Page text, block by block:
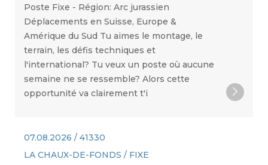
Poste Fixe - Région: Arc jurassien
Déplacements en Suisse, Europe &
Amérique du Sud Tu aimes le montage, le
terrain, les défis techniques et
l'international? Tu veux un poste où aucune
semaine ne se ressemble? Alors cette
opportunité va clairement t'i
07.08.2026 / 41330
LA CHAUX-DE-FONDS / FIXE